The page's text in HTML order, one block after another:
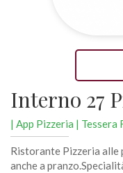
Interno 27
| App Pizzeria | Tessera
Ristorante Pizzeria
anche a